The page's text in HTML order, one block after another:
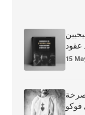
عقود
15